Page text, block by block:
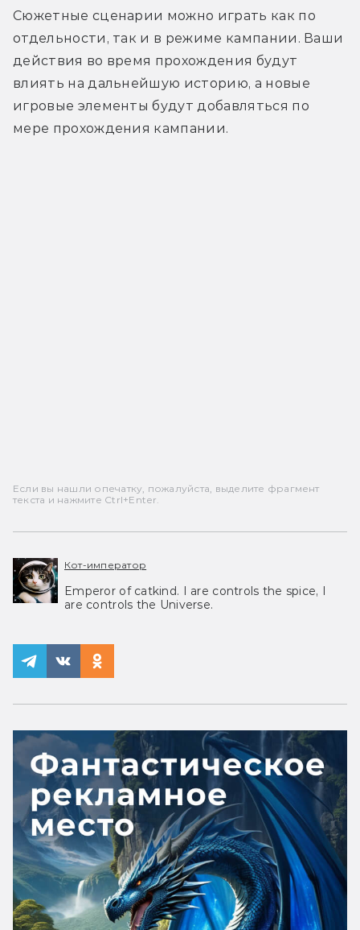
Сюжетные сценарии можно играть как по
отдельности, так и в режиме кампании. Ваши
действия во время прохождения будут
влиять на дальнейшую историю, а новые
игровые элементы будут добавляться по
мере прохождения кампании.
Если вы нашли опечатку, пожалуйста, выделите фрагмент
текста и нажмите Ctrl+Enter.
Кот-император
Emperor of catkind. I are controls the spice, I
are controls the Universe.